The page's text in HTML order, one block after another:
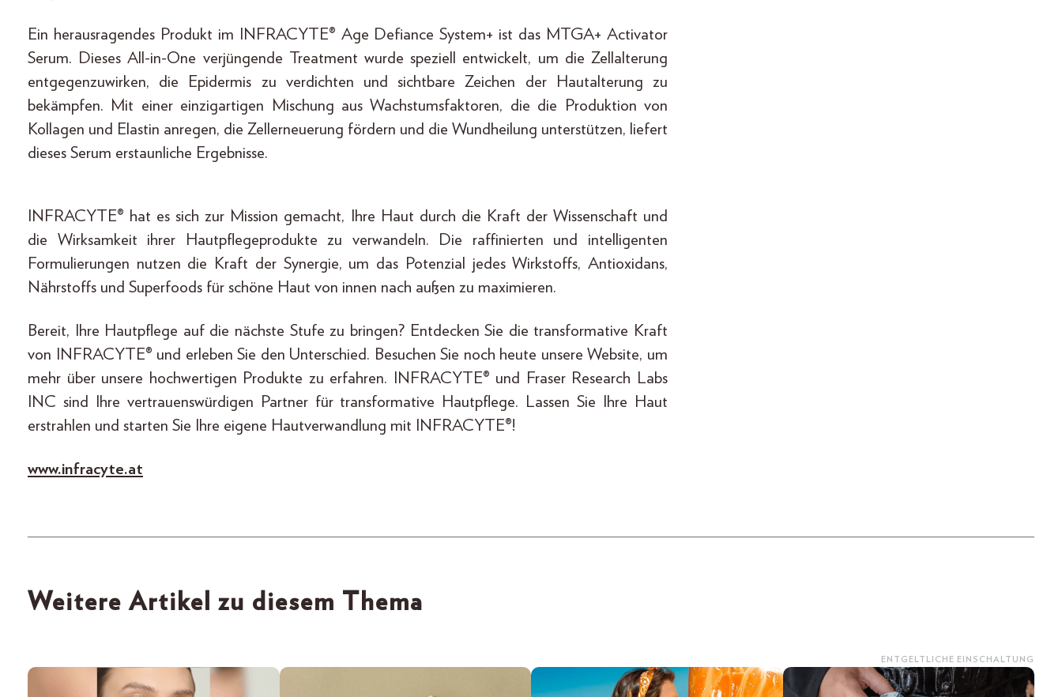
Ein herausragendes Produkt im INFRACYTE® Age Defiance System+ ist das MTGA+ Activator
Serum. Dieses All-in-One verjüngende Treatment wurde speziell entwickelt, um die Zellalterung
entgegenzuwirken, die Epidermis zu verdichten und sichtbare Zeichen der Hautalterung zu
bekämpfen. Mit einer einzigartigen Mischung aus Wachstumsfaktoren, die die Produktion von
Kollagen und Elastin anregen, die Zellerneuerung fördern und die Wundheilung unterstützen, liefert
dieses Serum erstaunliche Ergebnisse.
INFRACYTE® hat es sich zur Mission gemacht, Ihre Haut durch die Kraft der Wissenschaft und
die Wirksamkeit ihrer Hautpflegeprodukte zu verwandeln. Die raffinierten und intelligenten
Formulierungen nutzen die Kraft der Synergie, um das Potenzial jedes Wirkstoffs, Antioxidans,
Nährstoffs und Superfoods für schöne Haut von innen nach außen zu maximieren.
Bereit, Ihre Hautpflege auf die nächste Stufe zu bringen? Entdecken Sie die transformative Kraft
von INFRACYTE® und erleben Sie den Unterschied. Besuchen Sie noch heute unsere Website, um
mehr über unsere hochwertigen Produkte zu erfahren. INFRACYTE® und Fraser Research Labs
INC sind Ihre vertrauenswürdigen Partner für transformative Hautpflege. Lassen Sie Ihre Haut
erstrahlen und starten Sie Ihre eigene Hautverwandlung mit INFRACYTE®!
www.infracyte.at
Weitere Artikel zu diesem Thema
ENTGELTLICHE EINSCHALTUNG